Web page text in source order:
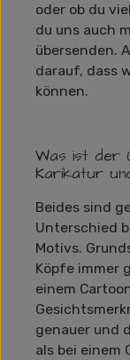
oder ob du
du uns auch
übersenden.
darauf, dass
können.
Was ist der
Karikatur
Beides sind
Unterschied
Motivs.
Köpfe immer
einem
genauer und
als bei einem